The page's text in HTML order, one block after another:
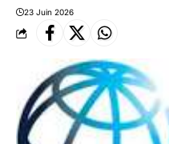
23 Juin 2026